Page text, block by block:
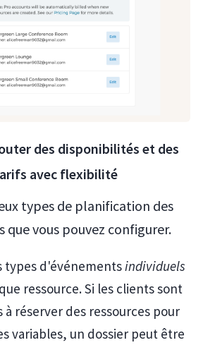
des disponibilités et des
avec flexibilité
types de planification des
que vous pouvez configurer.
types d'événementsindividuels
ressource. Si les clients sont
à réserver des ressources pour
variables, un dossier peut être